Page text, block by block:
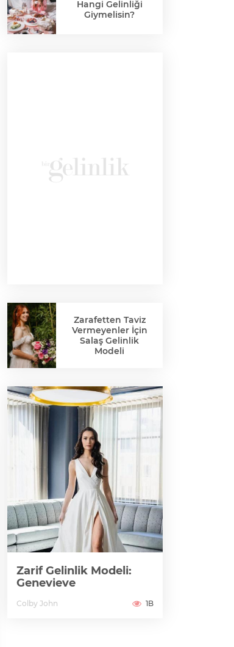
Hangi Gelinliği
Giymelisin?
Zarafetten Taviz
Vermeyenler İçin
Salaş Gelinlik
Modeli
Zarif Gelinlik Modeli:
Genevieve
Colby John 1B